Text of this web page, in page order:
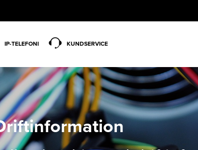
IP-TELEFONI KUNDSERVICE